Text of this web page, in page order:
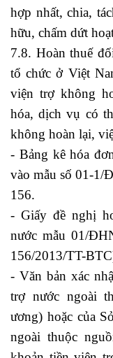
hợp nhất, chia,
hữu, chấm dứt
7.8. Hoàn thuế
tổ chức ở Việt
viện trợ không
hóa, dịch vụ có
không hoàn lại,
- Bảng kê hóa
vào mẫu số 01-1/
156.
- Giấy đề nghị
nước mẫu 01/
156/2013/TT-
- Văn bản xác
trợ nước ngoài
ương) hoặc của
ngoài thuộc